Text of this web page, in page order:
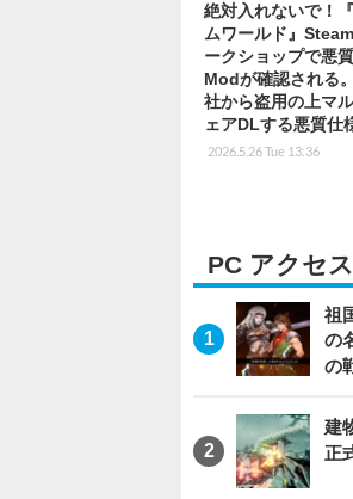
絶対入れないで！
ムワールド』
ークショップで悪質
Modが確認される
社から盗用の上マ
ェアDLする悪質仕
2026.5.26 Tue 13:36
PC アクセ
祖
の
の
建
正